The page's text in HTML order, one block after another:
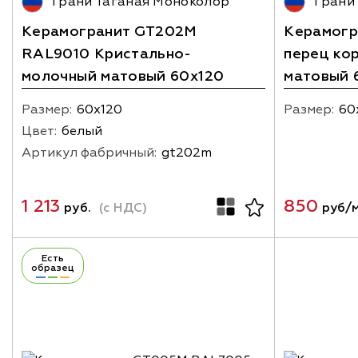
Керамогранит GT202M
RAL9010 Кристально-
молочный матовый 60х120
Размер: 60х120
Цвет: белый
Артикул фабричный: gt202m
1 213 руб. (с НДС)
перец
матовый
Размер:
850 руб/
Есть
образец